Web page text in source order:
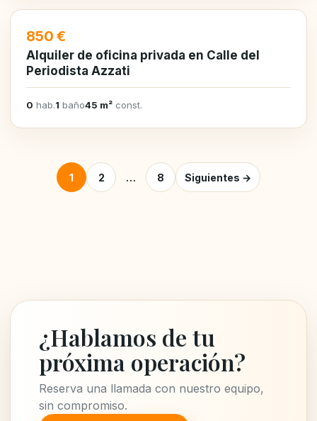
EN ALQUILER
850 €
Alquiler de oficina privada en Calle del
Periodista Azzati
0 hab.1 baño45 m² const.
Posts pagination
1 2 … 8 Siguientes →
¿Hablamos de tu
próxima operación?
Reserva una llamada con nuestro equipo,
sin compromiso.